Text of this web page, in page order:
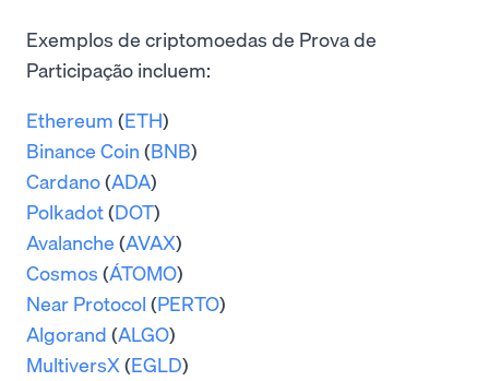
Exemplos de criptomoedas de Prova de
Participação incluem:
Ethereum (ETH)
Binance Coin (BNB)
Cardano(ADA)
Polkadot(DOT)
Avalanche (AVAX)
Cosmos (ÁTOMO)
Near Protocol (PERTO)
Algorand (ALGO)
MultiversX (EGLD)